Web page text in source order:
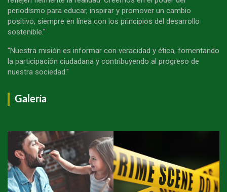
periodismo para educar, inspirar y promover un cambio
positivo, siempre en línea con los principios del desarrollo
sostenible."
"Nuestra misión es informar con veracidad y ética, fomentando
la participación ciudadana y contribuyendo al progreso de
nuestra sociedad."
Galería